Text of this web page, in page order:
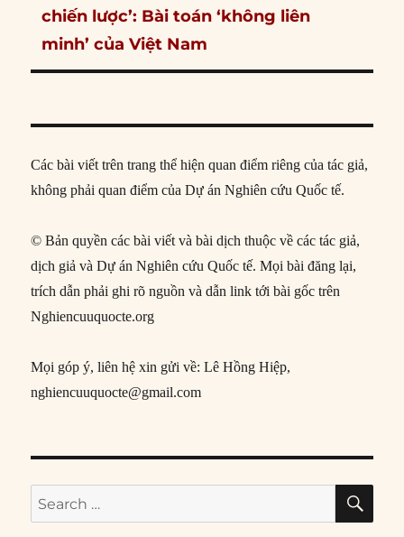
post:
chiến lược’: Bài toán ‘không liên
minh’ của Việt Nam
Các bài viết trên trang thể hiện quan điểm riêng của tác giả,
không phải quan điểm của Dự án Nghiên cứu Quốc tế.
© Bản quyền các bài viết và bài dịch thuộc về các tác giả,
dịch giả và Dự án Nghiên cứu Quốc tế. Mọi bài đăng lại,
trích dẫn phải ghi rõ nguồn và dẫn link tới bài gốc trên
Nghiencuuquocte.org
Mọi góp ý, liên hệ xin gửi về: Lê Hồng Hiệp,
nghiencuuquocte@gmail.com
Search
for: